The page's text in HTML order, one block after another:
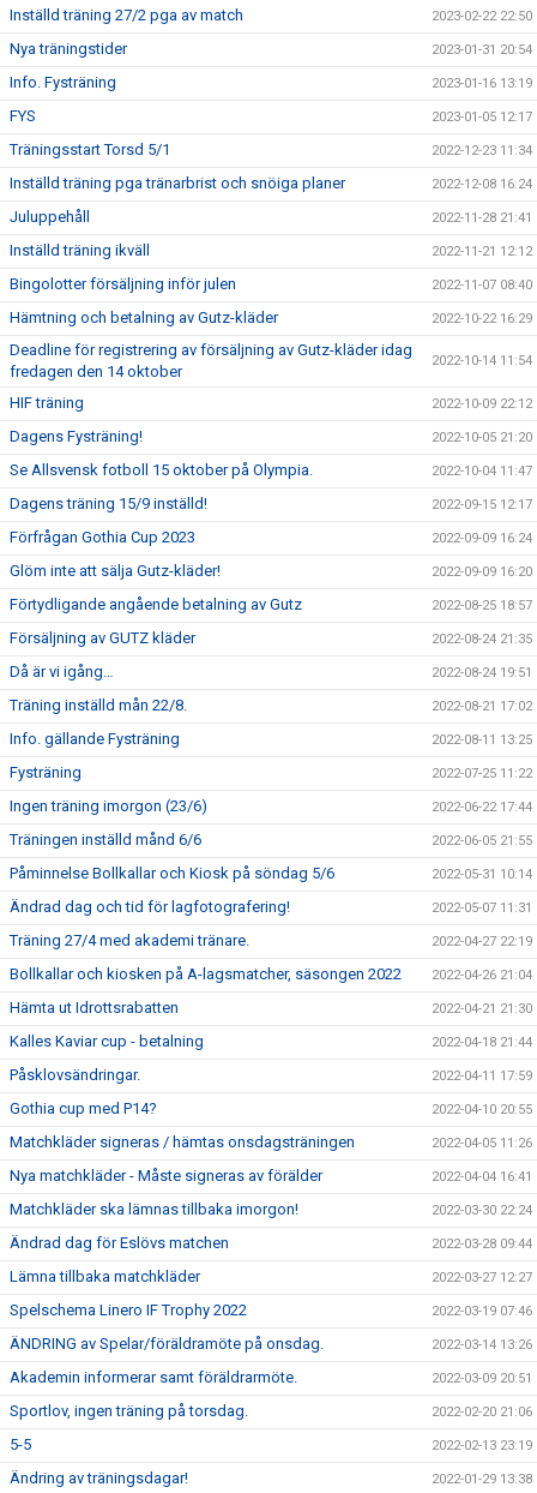
Inställd träning 27/2 pga av match 2023-02-22 22:50
Nya träningstider 2023-01-31 20:54
Info. Fysträning 2023-01-16 13:19
FYS 2023-01-05 12:17
Träningsstart Torsd 5/1 2022-12-23 11:34
Inställd träning pga tränarbrist och snöiga planer 2022-12-08 16:24
Juluppehåll 2022-11-28 21:41
Inställd träning ikväll 2022-11-21 12:12
Bingolotter försäljning inför julen 2022-11-07 08:40
Hämtning och betalning av Gutz-kläder 2022-10-22 16:29
Deadline för registrering av försäljning av Gutz-kläder idag
fredagen den 14 oktober
2022-10-14 11:54
HIF träning 2022-10-09 22:12
Dagens Fysträning! 2022-10-05 21:20
Se Allsvensk fotboll 15 oktober på Olympia. 2022-10-04 11:47
Dagens träning 15/9 inställd! 2022-09-15 12:17
Förfrågan Gothia Cup 2023 2022-09-09 16:24
Glöm inte att sälja Gutz-kläder! 2022-09-09 16:20
Förtydligande angående betalning av Gutz 2022-08-25 18:57
Försäljning av GUTZ kläder 2022-08-24 21:35
Då är vi igång… 2022-08-24 19:51
Träning inställd mån 22/8. 2022-08-21 17:02
Info. gällande Fysträning 2022-08-11 13:25
Fysträning 2022-07-25 11:22
Ingen träning imorgon (23/6) 2022-06-22 17:44
Träningen inställd månd 6/6 2022-06-05 21:55
Påminnelse Bollkallar och Kiosk på söndag 5/6 2022-05-31 10:14
Ändrad dag och tid för lagfotografering! 2022-05-07 11:31
Träning 27/4 med akademi tränare. 2022-04-27 22:19
Bollkallar och kiosken på A-lagsmatcher, säsongen 2022 2022-04-26 21:04
Hämta ut Idrottsrabatten 2022-04-21 21:30
Kalles Kaviar cup - betalning 2022-04-18 21:44
Påsklovsändringar. 2022-04-11 17:59
Gothia cup med P14? 2022-04-10 20:55
Matchkläder signeras / hämtas onsdagsträningen 2022-04-05 11:26
Nya matchkläder - Måste signeras av förälder 2022-04-04 16:41
Matchkläder ska lämnas tillbaka imorgon! 2022-03-30 22:24
Ändrad dag för Eslövs matchen 2022-03-28 09:44
Lämna tillbaka matchkläder 2022-03-27 12:27
Spelschema Linero IF Trophy 2022 2022-03-19 07:46
ÄNDRING av Spelar/föräldramöte på onsdag. 2022-03-14 13:26
Akademin informerar samt föräldrarmöte. 2022-03-09 20:51
Sportlov, ingen träning på torsdag. 2022-02-20 21:06
5-5 2022-02-13 23:19
Ändring av träningsdagar! 2022-01-29 13:38